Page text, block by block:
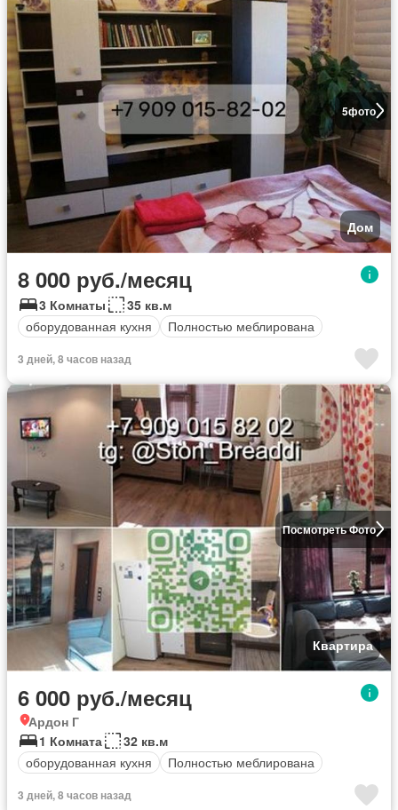
5фото
Дом
8 000 руб./месяц
3 Комнаты
35 кв.м
оборудованная кухня
Полностью меблирована
3 дней, 8 часов назад
Посмотреть Фото
Квартира
6 000 руб./месяц
Ардон Г
1 Комната
32 кв.м
оборудованная кухня
Полностью меблирована
3 дней, 8 часов назад